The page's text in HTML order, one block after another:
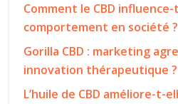
Comment le CBD
comportement en société ?
Gorilla CBD : marketing
innovation thérapeutique ?
L’huile de CBD améliore-t-